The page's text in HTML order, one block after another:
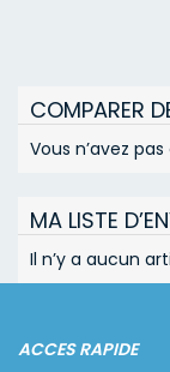
COMPARER
Vous n’avez
MA LISTE
Il n’y a aucun
ACCES RAPIDE